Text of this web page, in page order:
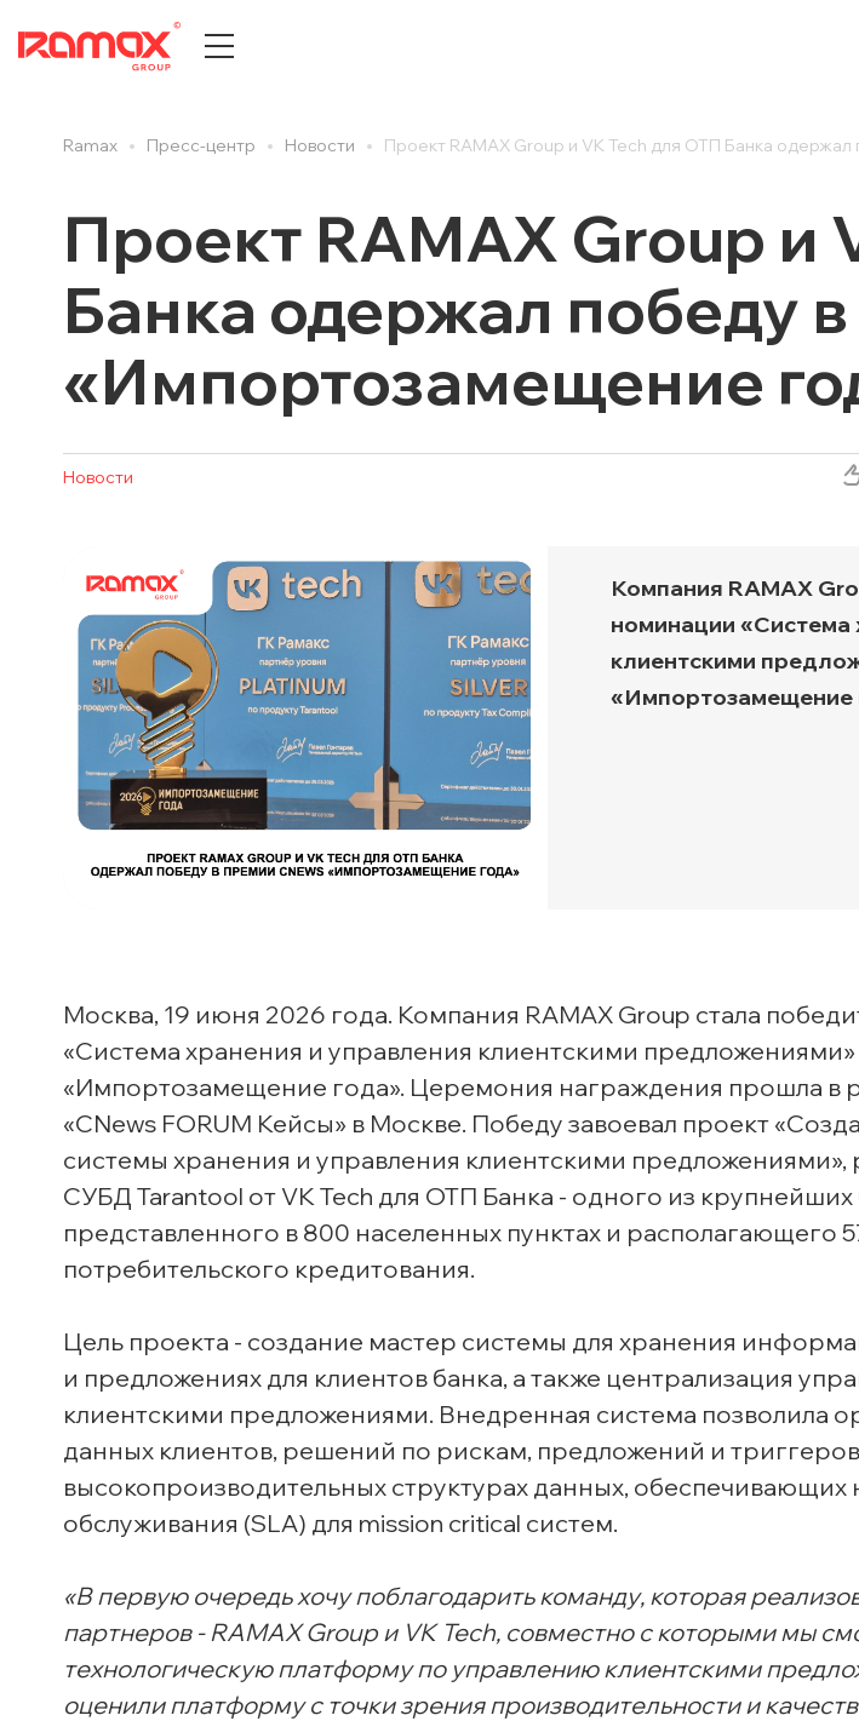
О КОМПАНИИ
Центры компетенций
Партнеры
Награды и достижения
Документы и сертификаты
Карьера
Отзывы клиентов
ПРЕСС-ЦЕНТР
Новости
Публикации в СМИ
Cтатьи
Анонсы мероприятий
Вебинары
Ramax Пресс-центр Новости Проект RAMAX Group и VK Tech для ОТП Банка
Проект RAMAX Group и
Банка одержал победу
«Импортозамещение
Новости
Компания RAMAX
номинации «Система
клиентскими
«Импортозамещение
Москва, 19 июня 2026 года. Компания RAMAX Group стала
«Система хранения и управления клиентскими
«Импортозамещение года». Церемония награждения прошла в
«CNews FORUM Кейсы» в Москве. Победу завоевал проект
системы хранения и управления клиентскими предложениями»,
СУБД Tarantool от VK Tech для ОТП Банка - одного из крупнейших
представленного в 800 населенных пунктах и располагающего
потребительского кредитования.
Цель проекта - создание мастер системы для хранения
и предложениях для клиентов банка, а также централизация
клиентскими предложениями. Внедренная система позволила
данных клиентов, решений по рискам, предложений и
высокопроизводительных структурах данных,
обслуживания (SLA) для mission critical систем.
«В первую очередь хочу поблагодарить команду, которая
партнеров - RAMAX Group и VK Tech, совместно с которыми мы
технологическую платформу по управлению клиентскими
оценили платформу с точки зрения производительности и